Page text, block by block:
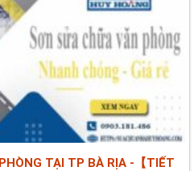
TẠI TP BÀ RỊA -【TIẾT